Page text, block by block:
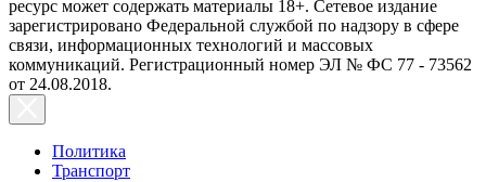
ресурс может содержать материалы 18+. Сетевое издание
зарегистрировано Федеральной службой по надзору в сфере
связи, информационных технологий и массовых
коммуникаций. Регистрационный номер ЭЛ № ФС 77 - 73562
от 24.08.2018.
Политика
Транспорт